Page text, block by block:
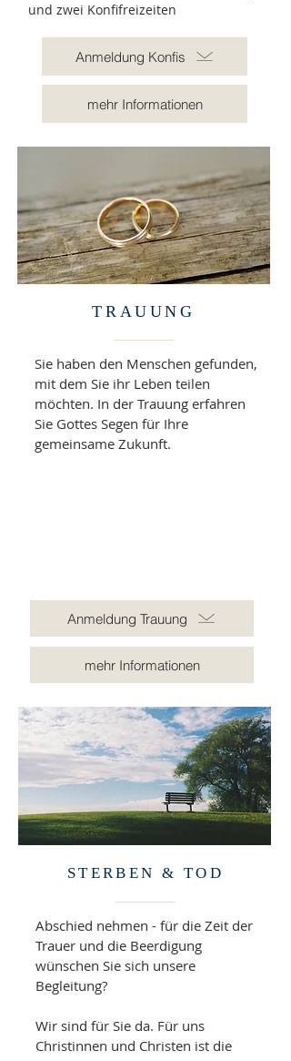
und zwei Konfifreizeiten
Anmeldung Konfis
mehr Informationen
TRAUUNG
Sie haben den Menschen gefunden,
mit dem Sie ihr Leben teilen
möchten. In der Trauung erfahren
Sie Gottes Segen für Ihre
gemeinsame Zukunft.
Anmeldung Trauung
mehr Informationen
STERBEN & TOD
Abschied nehmen - für die Zeit der
Trauer und die Beerdigung
wünschen Sie sich unsere
Begleitung?
Wir sind für Sie da. Für uns
Christinnen und Christen ist die